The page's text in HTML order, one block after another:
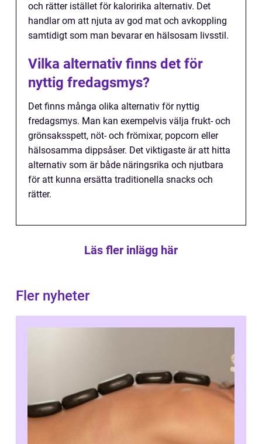
och rätter istället för kaloririka alternativ. Det
handlar om att njuta av god mat och avkoppling
samtidigt som man bevarar en hälsosam livsstil.
Vilka alternativ finns det för
nyttig fredagsmys?
Det finns många olika alternativ för nyttig
fredagsmys. Man kan exempelvis välja frukt- och
grönsaksspett, nöt- och frömixar, popcorn eller
hälsosamma dippsåser. Det viktigaste är att hitta
alternativ som är både näringsrika och njutbara
för att kunna ersätta traditionella snacks och
rätter.
Läs fler inlägg här
Fler nyheter